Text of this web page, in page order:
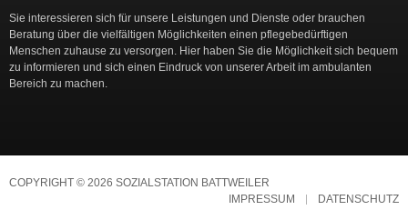
Sie interessieren sich für unsere Leistungen und Dienste oder brauchen
Beratung über die vielfältigen Möglichkeiten einen pflegebedürftigen
Menschen zuhause zu versorgen. Hier haben Sie die Möglichkeit sich bequem
zu informieren und sich einen Eindruck von unserer Arbeit im ambulanten
Bereich zu machen.
COPYRIGHT © 2026 SOZIALSTATION BATTWEILER
IMPRESSUM
DATENSCHUTZ